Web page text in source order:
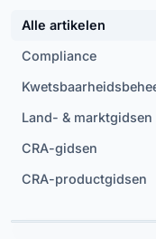
Alle artikelen
Compliance
Land- & marktgidsen
CRA-gidsen
CRA-productgidsen